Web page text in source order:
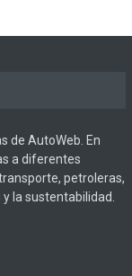
de AutoWeb. En
a diferentes
petroleras,
la sustentabilidad.